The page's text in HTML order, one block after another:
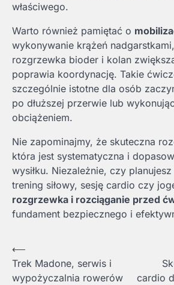
właściwego.
Warto również pamiętać o
wykonywanie krążeń
rozgrzewka bioder i kolan
poprawia koordynację. Takie
szczególnie istotne dla osób
po dłuższej przerwie lub
obciążeniem.
Nie zapominajmy, że skuteczna
która jest systematyczna i
wysiłku. Niezależnie, czy
trening siłowy, sesję cardio czy
rozgrzewka i rozciąganie przed
fundament bezpiecznego i
Nawigacja
wpisu
⟵
Trek Madone, serwis i
wypożyczalnia rowerów
cardio